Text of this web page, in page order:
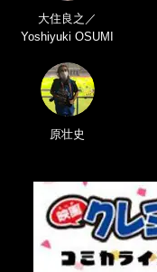
大住良之／
Yoshiyuki OSUMI
原壮史